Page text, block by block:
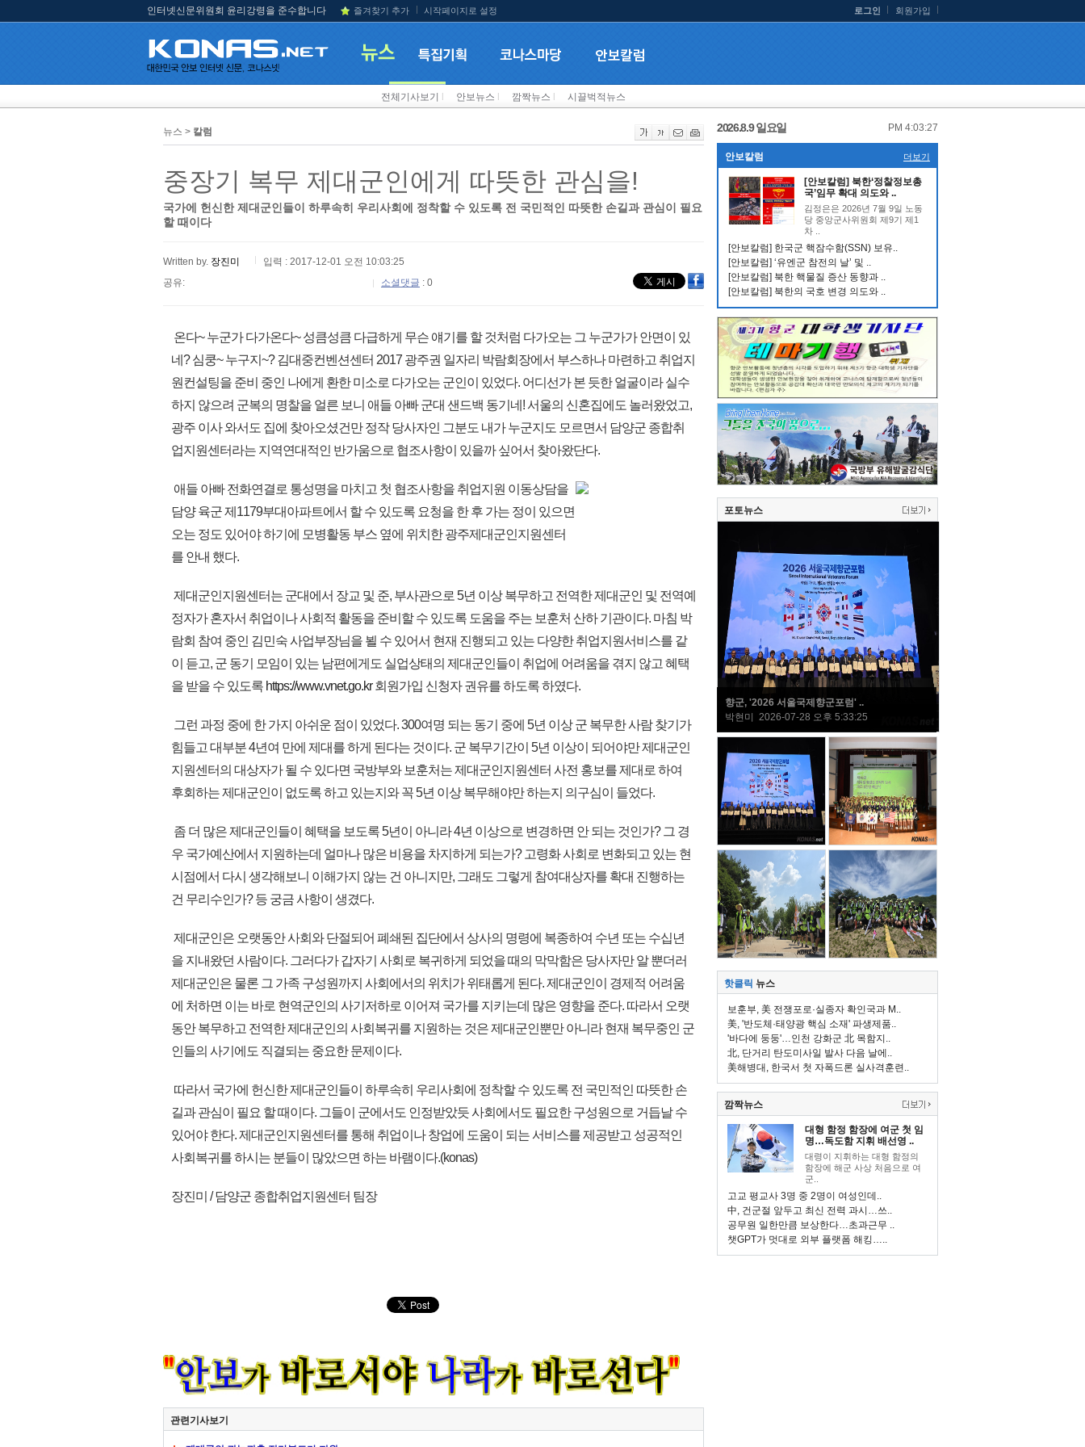
인터넷신문위원회 윤리강령을 준수합니다 즐겨찾기 추가 시작페이지로 설정 로그인 회원가입
전체기사보기 안보뉴스 깜짝뉴스 시끌벅적뉴스
뉴스 > 칼럼
중장기 복무 제대군인에게 따뜻한 관심을!
국가에 헌신한 제대군인들이 하루속히 우리사회에 정착할 수 있도록 전 국민적인 따뜻한 손길과 관심이 필요
할 때이다
Written by. 장진미
입력 : 2017-12-01 오전 10:03:25
공유:
소셜댓글 : 0
온다~ 누군가 다가온다~ 성큼성큼 다급하게 무슨 얘기를 할 것처럼 다가오는 그 누군가가 안면이 있
네? 심쿵~ 누구지~? 김대중컨벤션센터 2017 광주권 일자리 박람회장에서 부스하나 마련하고 취업지
원컨설팅을 준비 중인 나에게 환한 미소로 다가오는 군인이 있었다. 어디선가 본 듯한 얼굴이라 실수
하지 않으려 군복의 명찰을 얼른 보니 애들 아빠 군대 샌드백 동기네! 서울의 신혼집에도 놀러왔었고,
광주 이사 와서도 집에 찾아오셨건만 정작 당사자인 그분도 내가 누군지도 모르면서 담양군 종합취
업지원센터라는 지역연대적인 반가움으로 협조사항이 있을까 싶어서 찾아왔단다.
애들 아빠 전화연결로 통성명을 마치고 첫 협조사항을 취업지원 이동상담을
담양 육군 제1179부대아파트에서 할 수 있도록 요청을 한 후 가는 정이 있으면
오는 정도 있어야 하기에 모병활동 부스 옆에 위치한 광주제대군인지원센터
를 안내 했다.
제대군인지원센터는 군대에서 장교 및 준, 부사관으로 5년 이상 복무하고 전역한 제대군인 및 전역예
정자가 혼자서 취업이나 사회적 활동을 준비할 수 있도록 도움을 주는 보훈처 산하 기관이다. 마침 박
람회 참여 중인 김민숙 사업부장님을 뵐 수 있어서 현재 진행되고 있는 다양한 취업지원서비스를 같
이 듣고, 군 동기 모임이 있는 남편에게도 실업상태의 제대군인들이 취업에 어려움을 겪지 않고 혜택
을 받을 수 있도록 https://www.vnet.go.kr회원가입 신청자 권유를 하도록 하였다.
그런 과정 중에 한 가지 아쉬운 점이 있었다. 300여명 되는 동기 중에 5년 이상 군 복무한 사람 찾기가
힘들고 대부분 4년여 만에 제대를 하게 된다는 것이다. 군 복무기간이 5년 이상이 되어야만 제대군인
지원센터의 대상자가 될 수 있다면 국방부와 보훈처는 제대군인지원센터 사전 홍보를 제대로 하여
후회하는 제대군인이 없도록 하고 있는지와 꼭 5년 이상 복무해야만 하는지 의구심이 들었다.
좀 더 많은 제대군인들이 혜택을 보도록 5년이 아니라 4년 이상으로 변경하면 안 되는 것인가? 그 경
우 국가예산에서 지원하는데 얼마나 많은 비용을 차지하게 되는가? 고령화 사회로 변화되고 있는 현
시점에서 다시 생각해보니 이해가지 않는 건 아니지만, 그래도 그렇게 참여대상자를 확대 진행하는
건 무리수인가? 등 궁금 사항이 생겼다.
제대군인은 오랫동안 사회와 단절되어 폐쇄된 집단에서 상사의 명령에 복종하여 수년 또는 수십년
을 지내왔던 사람이다. 그러다가 갑자기 사회로 복귀하게 되었을 때의 막막함은 당사자만 알 뿐더러
제대군인은 물론 그 가족 구성원까지 사회에서의 위치가 위태롭게 된다. 제대군인이 경제적 어려움
에 처하면 이는 바로 현역군인의 사기저하로 이어져 국가를 지키는데 많은 영향을 준다. 따라서 오랫
동안 복무하고 전역한 제대군인의 사회복귀를 지원하는 것은 제대군인뿐만 아니라 현재 복무중인 군
인들의 사기에도 직결되는 중요한 문제이다.
따라서 국가에 헌신한 제대군인들이 하루속히 우리사회에 정착할 수 있도록 전 국민적인 따뜻한 손
길과 관심이 필요 할 때이다. 그들이 군에서도 인정받았듯 사회에서도 필요한 구성원으로 거듭날 수
있어야 한다. 제대군인지원센터를 통해 취업이나 창업에 도움이 되는 서비스를 제공받고 성공적인
사회복귀를 하시는 분들이 많았으면 하는 바램이다.(konas)
장진미 / 담양군 종합취업지원센터 팀장
관련기사보기
2026.8.9 일요일 PM 4:03:28
안보칼럼 더보기
[안보칼럼] 북한‘정찰정보총
국’임무 확대 의도와 ..
김정은은 2026년 7월 9일 노동
당 중앙군사위원회 제9기 제1
차 ..
[안보칼럼] 한국군 핵잠수함(SSN) 보유..
[안보칼럼] ‘유엔군 참전의 날’ 및 ..
[안보칼럼] 북한 핵물질 증산 동향과 ..
[안보칼럼] 북한의 국호 변경 의도와 ..
포토뉴스
향군, '2026 서울국제향군포럼' ..
박현미 2026-07-28 오후 5:33:25
핫클릭 뉴스
보훈부, 美 전쟁포로·실종자 확인국과 M..
美, '반도체·태양광 핵심 소재' 파생제품..
'바다에 둥둥'…인천 강화군 北 목함지..
北, 단거리 탄도미사일 발사 다음 날에..
美해병대, 한국서 첫 자폭드론 실사격훈련..
깜짝뉴스
대형 함정 함장에 여군 첫 임
명…독도함 지휘 배선영 ..
대령이 지휘하는 대형 함정의
함장에 해군 사상 처음으로 여
군..
고교 평교사 3명 중 2명이 여성인데..
中, 건군절 앞두고 최신 전력 과시…쓰..
공무원 일한만큼 보상한다…초과근무 ..
챗GPT가 멋대로 외부 플랫폼 해킹…..